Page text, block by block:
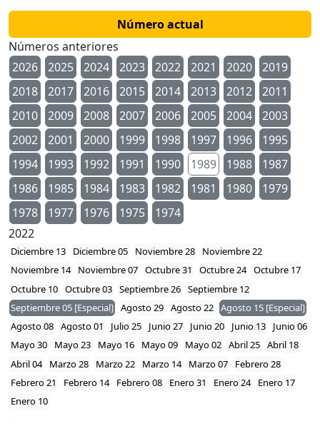
Número actual
Números anteriores
2026
2025 2024 2023 2022 2021 2020
2019
2018
2017 2016 2015 2014 2013 2012
2011
2010
2009 2008 2007 2006 2005 2004
2003
2002
2001 2000 1999 1998 1997 1996
1995
1994
1993 1992 1991 1990 1989 1988
1987
1986
1985 1984 1983 1982 1981 1980
1979
1978
1977 1976 1975
1974
2022
Diciembre 13 Diciembre 05 Noviembre 28
Noviembre 22
Noviembre 14
Noviembre 07 Octubre 31 Octubre 24 Octubre 17
Octubre 10 Octubre 03 Septiembre 26 Septiembre 12
Septiembre 05 [Especial] Agosto 29 Agosto 22 Agosto 15 [Especial]
Agosto 08 Agosto 01 Julio 25 Junio 27 Junio 20 Junio 13
Junio 06
Mayo 30
Mayo 23 Mayo 16 Mayo 09 Mayo 02 Abril 25 Abril 18
Abril 04
Marzo 28 Marzo 22 Marzo 14 Marzo 07
Febrero 28
Febrero 21
Febrero 14 Febrero 08 Enero 31 Enero 24
Enero 17
Enero 10